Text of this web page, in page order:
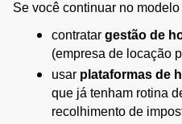
Se você continuar no
contratar gestão de
(empresa de locação
usar plataformas de
que já tenham rotina
recolhimento de